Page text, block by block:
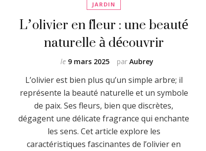
JARDIN
L’olivier en fleur : une beauté
naturelle à découvrir
par Aubrey
le 9 mars 2025
L’olivier est bien plus qu’un simple arbre; il
représente la beauté naturelle et un symbole
de paix. Ses fleurs, bien que discrètes,
dégagent une délicate fragrance qui enchante
les sens. Cet article explore les
caractéristiques fascinantes de l’olivier en